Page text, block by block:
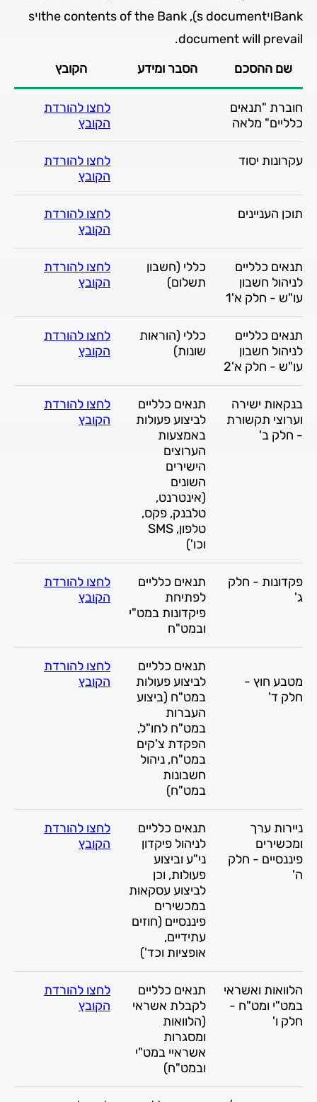
Bankױs document׃), the contents of the Bankױs
document will prevail.
שם ההסכם
הסבר ומידע הקובץ
חוברת "תנאים
כלליים" מלאה
לחצו להורדת
הקובץ
עקרונות יסוד
לחצו להורדת
הקובץ
תוכן העניינים
לחצו להורדת
הקובץ
תנאים כלליים
לניהול חשבון
עו"ש - חלק א'1
כללי (חשבון
תשלום)
לחצו להורדת
הקובץ
תנאים כלליים
לניהול חשבון
עו"ש - חלק א'2
כללי (הוראות
שונות)
לחצו להורדת
הקובץ
בנקאות ישירה
וערוצי תקשורת
- חלק ב'
תנאים כלליים
לביצוע פעולות
באמצעות
הערוצים
הישירים
השונים
(אינטרנט,
טלבנק, פקס,
טלפון, SMS
וכו')
לחצו להורדת
הקובץ
פקדונות - חלק
ג'
תנאים כלליים
לפתיחת
פיקדונות במט"י
ובמט"ח
לחצו להורדת
הקובץ
מטבע חוץ -
חלק ד'
תנאים כלליים
לביצוע פעולות
במט"ח (ביצוע
העברות
במט"ח לחו"ל,
הפקדת צ'קים
במט"ח, ניהול
חשבונות
במט"ח)
לחצו להורדת
הקובץ
ניירות ערך
ומכשירים
פיננסיים - חלק
ה'
תנאים כלליים
לניהול פיקדון
ני"ע וביצוע
פעולות, וכן
לביצוע עסקאות
במכשירים
פיננסיים (חוזים
עתידיים,
אופציות וכד')
לחצו להורדת
הקובץ
הלוואות ואשראי
במט"י ומט"ח -
חלק ו'
תנאים כלליים
לקבלת אשראי
(הלוואות
ומסגרות
אשראיי במט"י
ובמט"ח)
לחצו להורדת
הקובץ